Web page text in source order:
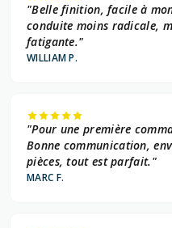
"Belle finition, facile à
conduite moins radicale,
fatigante."
WILLIAM P.
"Pour une première
Bonne communication,
pièces, tout est parfait."
MARC F.